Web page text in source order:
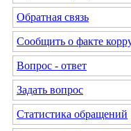
Обратная связь
Сообщить о факте
Вопрос - ответ
Задать вопрос
Статистика обращений